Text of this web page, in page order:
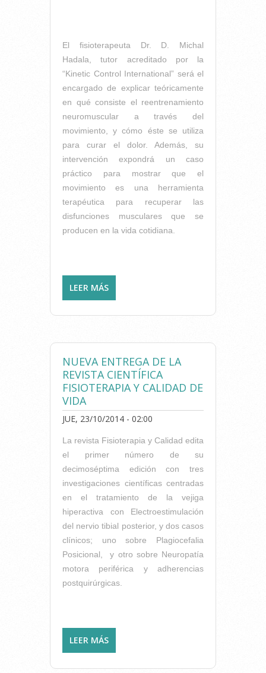
El fisioterapeuta Dr. D. Michal
Hadala, tutor acreditado por la
“Kinetic Control International” será el
encargado de explicar teóricamente
en qué consiste el reentrenamiento
neuromuscular a través del
movimiento, y cómo éste se utiliza
para curar el dolor. Además, su
intervención expondrá un caso
práctico para mostrar que el
movimiento es una herramienta
terapéutica para recuperar las
disfunciones musculares que se
producen en la vida cotidiana.
LEER MÁS
MASTER CLASS DE KINETIC
CONTROL
NUEVA ENTREGA DE LA
REVISTA CIENTÍFICA
FISIOTERAPIA Y CALIDAD DE
VIDA
JUE, 23/10/2014 - 02:00
La revista Fisioterapia y Calidad edita
el primer número de su
decimoséptima edición con tres
investigaciones científicas centradas
en el tratamiento de la vejiga
hiperactiva con Electroestimulación
del nervio tibial posterior, y dos casos
clínicos; uno sobre Plagiocefalia
Posicional, y otro sobre Neuropatía
motora periférica y adherencias
postquirúrgicas.
LEER MÁS
LA REVISTA CIENTÍFICA
FISIOTERAPIA Y CALIDAD DE